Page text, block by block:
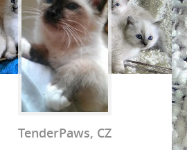
TenderPaws, CZ